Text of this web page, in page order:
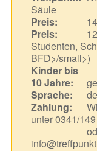
Säule
Preis:
Preis:
Studenten,
BFD>/small>)
Kinder bis
10 Jahre:
Sprache:
Zahlung:
unter 0341/